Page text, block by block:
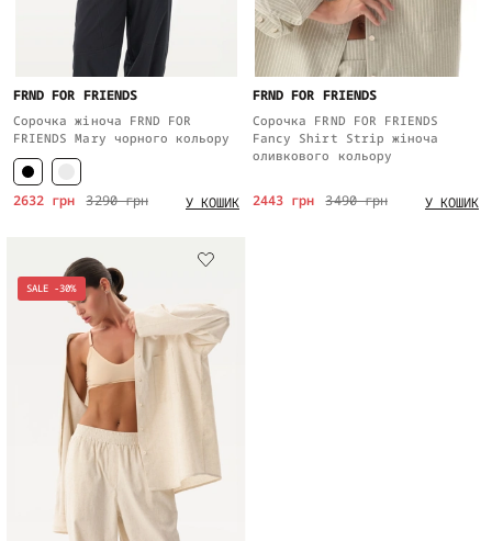
FRND FOR FRIENDS
Сорочка жіноча FRND FOR
FRIENDS Mary чорного кольору
3290 грн
2632 грн У КОШИК
FRND FOR FRIENDS
Сорочка FRND FOR FRIENDS
Fancy Shirt Strip жіноча
оливкового кольору
3490 грн
2443 грн У КОШИК
SALE -30%